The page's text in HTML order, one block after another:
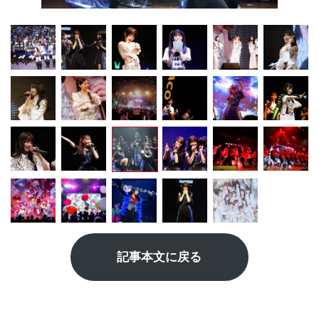
記事本文に戻る